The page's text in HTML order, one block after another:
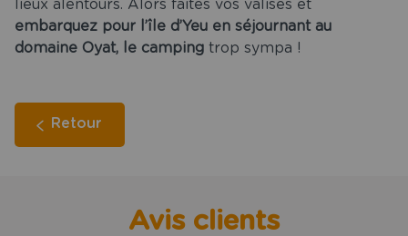
lieux alentours. Alors faites vos valises et
embarquez pour l’île d’Yeu en séjournant au
domaine Oyat, le camping trop sympa !
Retour
Avis clients